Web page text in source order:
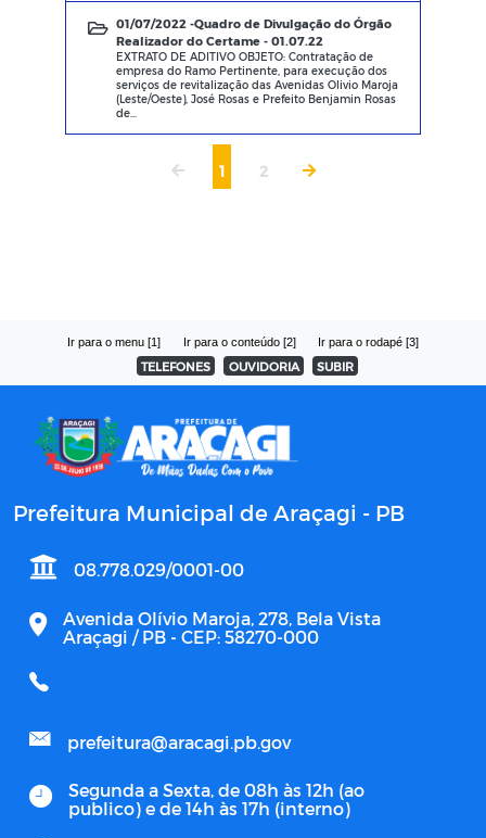
01/07/2022 -Quadro de Divulgação do Órgão
Realizador do Certame - 01.07.22
EXTRATO DE ADITIVO OBJETO: Contratação de
empresa do Ramo Pertinente, para execução dos
serviços de revitalização das Avenidas Olivio Maroja
(Leste/Oeste), José Rosas e Prefeito Benjamin Rosas
de...
1 2
Ir para o menu [1] Ir para o conteúdo [2] Ir para o rodapé [3]
TELEFONES OUVIDORIA SUBIR
Prefeitura Municipal de Araçagi - PB
08.778.029/0001-00
Avenida Olívio Maroja, 278, Bela Vista
Araçagi / PB - CEP: 58270-000
prefeitura@aracagi.pb.gov
Segunda a Sexta, de 08h às 12h (ao
publico) e de 14h às 17h (interno)